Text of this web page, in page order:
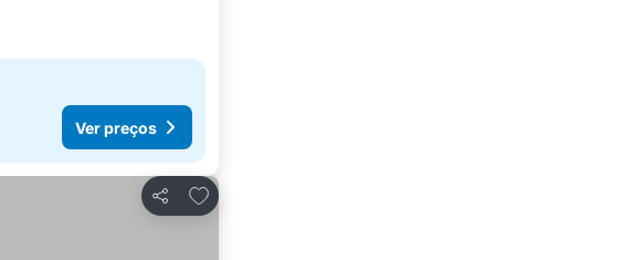
Ver preços
Partilhar
Adicionar aos favoritos